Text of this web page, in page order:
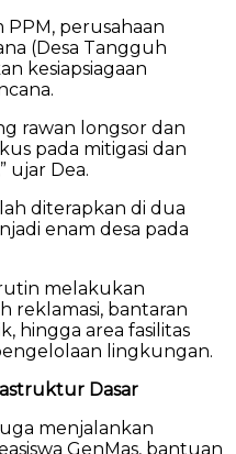
PPM, perusahaan
(Desa Tangguh
kesiapsiagaan
rawan longsor dan
pada mitigasi dan
ujar Dea.
diterapkan di dua
enam desa pada
melakukan
reklamasi, bantaran
hingga area fasilitas
lingkungan.
Dasar
menjalankan
GenMas, bantuan